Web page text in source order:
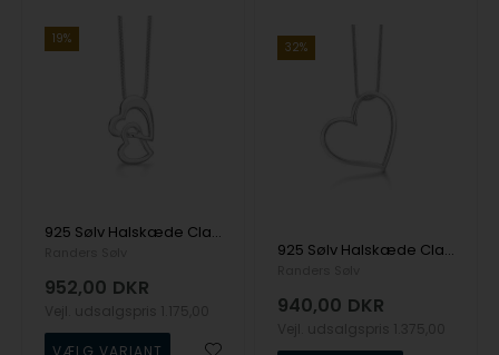
19%
925 Sølv Halskæde Classic med Blank overflade fra Randers Sølv
952,00 DKR
32%
925 Sølv Halskæde Classic med Blank overflade fra Randers Sølv
940,00 DKR